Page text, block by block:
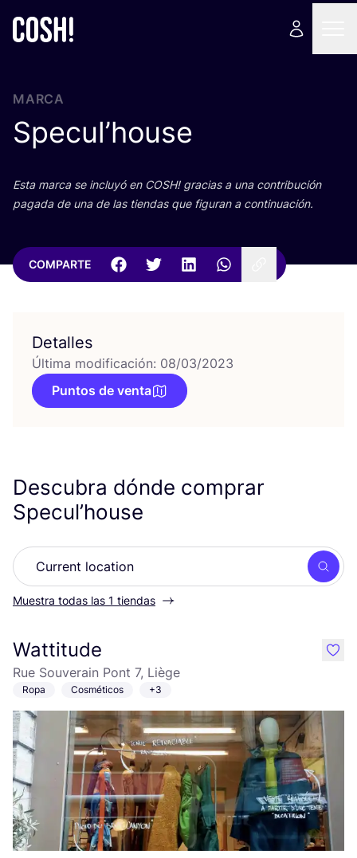
MARCA
Specul’house
Esta mar­ca se inclu­yó en COSH! gra­cias a una con­tri­bu­ción
paga­da de una de las tien­das que figu­ran a continuación.
COMPARTE
Detalles
Última modificación: 08/03/2023
Puntos de venta
Descubra dónde comprar
Specul’house
Muestra todas las 1 tiendas
Wattitude
Rue Souverain Pont 7, Liège
Ropa Cosméticos +3
like